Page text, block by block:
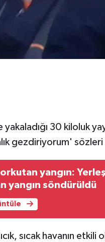
30 kiloluk
gezdiriyorum'
yangın:
yangın söndürüldü
sıcak havanın